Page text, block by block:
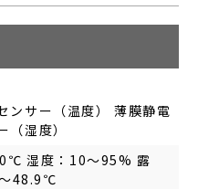
ンサー（温度） 薄膜静電
（湿度）
湿度：10～95% 露
48.9℃